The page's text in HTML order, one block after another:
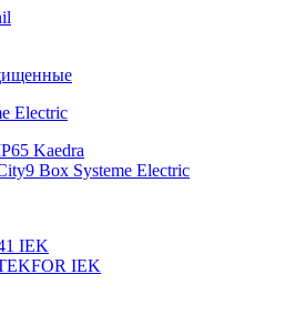
Electric
Kaedra
Box Systeme Electric
IEK
IEK